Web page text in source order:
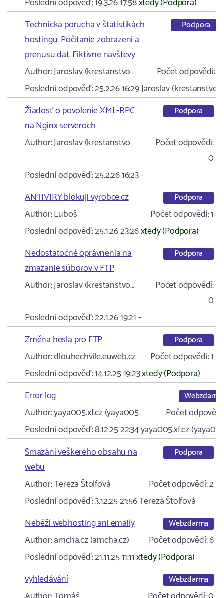
Technická porucha v štatistikách
hostingu. Počítanie zobrazení a
prenusu dát. Fiktívne návštevy
Podpora
Author:Jaroslav (krestanstvo… Počet odpovědí:2
Poslední odpověď:25.2.26 16:29Jaroslav (krestanstvo…
Žiadosť o povolenie XML-RPC
na Nginx serveroch
Podpora
Author:Jaroslav (krestanstvo…
Počet odpovědí:
0
Poslední odpověď:25.2.26 16:23-
ANTIVIRY blokuji vyrobce.cz
Podpora
Author:Luboš Počet odpovědí:1
Poslední odpověď:25.1.26 23:26xtedy (Podpora)
Nedostatočné oprávnenia na
zmazanie súborov v FTP
Podpora
Author:Jaroslav (krestanstvo…
Počet odpovědí:
0
Poslední odpověď:22.1.26 19:21-
Změna hesla pro FTP
Podpora
Author:dlouhechvile.euweb.cz … Počet odpovědí:1
Poslední odpověď:14.12.25 19:23xtedy (Podpora)
Error log
Webzdarma
Author:yaya005.xf.cz (yaya005…
Počet
Poslední odpověď:8.12.25 22:34yaya005.xf.cz
Smazání veškerého obsahu na
webu
Podpora
Author:Tereza Štolfová Počet odpovědí:2
Poslední odpověď:3.12.25 21:56Tereza Štolfová
Neběží webhosting ani emaily
Webzdarma
Author:amcha.cz (amcha.cz) Počet odpovědí:6
Poslední odpověď:21.11.25 11:11xtedy (Podpora)
vyhledávání
Webzdarma